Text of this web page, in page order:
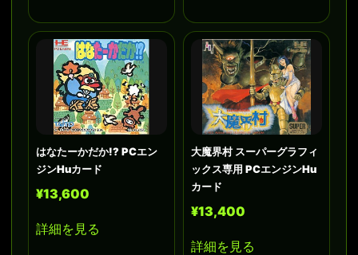
はなたーかだか!? PCエン
ジンHuカード
¥13,600
詳細を見る
大魔界村 スーパーグラフィ
ックス専用 PCエンジンHu
カード
¥13,400
詳細を見る